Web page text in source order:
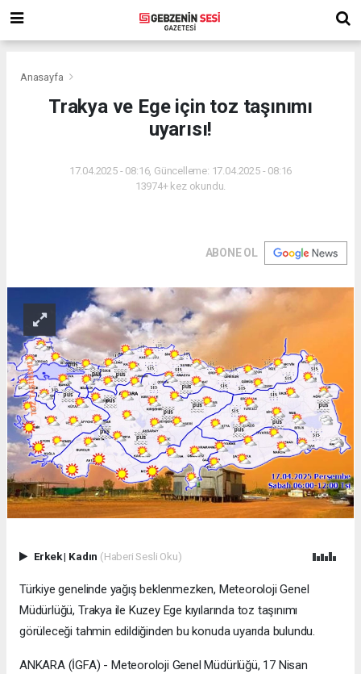
Anasayfa
Trakya ve Ege için toz taşınımı
uyarısı!
17.04.2025 - 08:16, Güncelleme: 17.04.2025 - 08:16
13974+ kez okundu.
ABONE OL
Erkek| Kadın (Haberi Sesli Oku)
Türkiye genelinde yağış beklenmezken, Meteoroloji Genel
Müdürlüğü, Trakya ile Kuzey Ege kıyılarında toz taşınımı
görüleceği tahmin edildiğinden bu konuda uyarıda bulundu.
ANKARA (İGFA) - Meteoroloji Genel Müdürlüğü, 17 Nisan